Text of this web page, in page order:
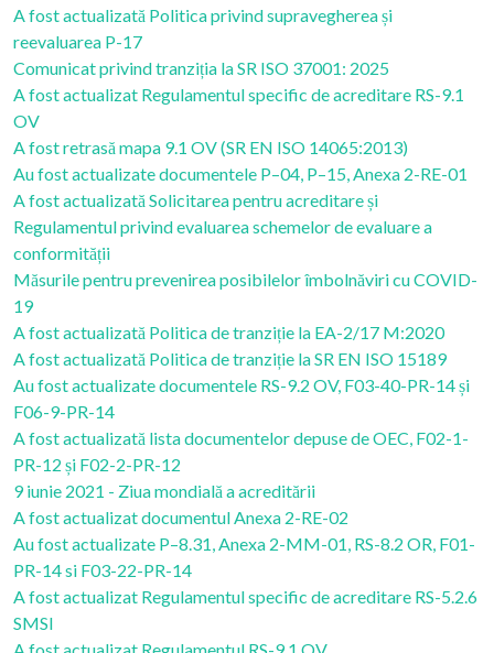
A fost actualizată Politica privind supravegherea și
reevaluarea P-17
Comunicat privind tranziția la SR ISO 37001: 2025
A fost actualizat Regulamentul specific de acreditare RS-9.1
OV
A fost retrasă mapa 9.1 OV (SR EN ISO 14065:2013)
Au fost actualizate documentele P–04, P–15, Anexa 2-RE-01
A fost actualizată Solicitarea pentru acreditare și
Regulamentul privind evaluarea schemelor de evaluare a
conformității
Măsurile pentru prevenirea posibilelor îmbolnăviri cu COVID-
19
A fost actualizată Politica de tranziție la EA-2/17 M:2020
A fost actualizată Politica de tranziție la SR EN ISO 15189
Au fost actualizate documentele RS-9.2 OV, F03-40-PR-14 și
F06-9-PR-14
A fost actualizată lista documentelor depuse de OEC, F02-1-
PR-12 și F02-2-PR-12
9 iunie 2021 - Ziua mondială a acreditării
A fost actualizat documentul Anexa 2-RE-02
Au fost actualizate P–8.31, Anexa 2-MM-01, RS-8.2 OR, F01-
PR-14 si F03-22-PR-14
A fost actualizat Regulamentul specific de acreditare RS-5.2.6
SMSI